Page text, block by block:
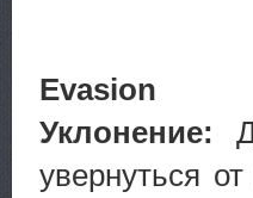
Evasion
Уклонение:
увернуться